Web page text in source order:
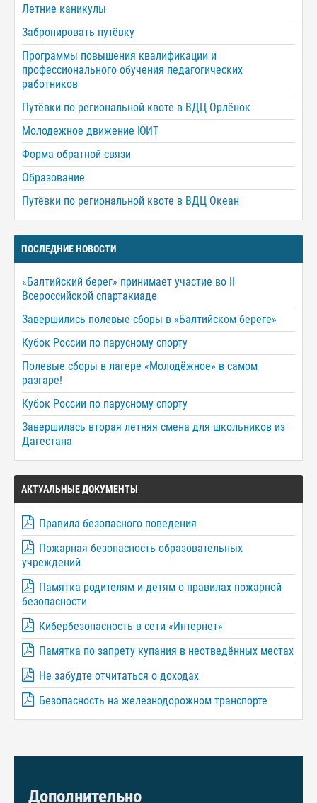
Летние каникулы
Забронировать путёвку
Программы повышения квалификации и
профессионального обучения педагогических
работников
Путёвки по региональной квоте в ВДЦ Орлёнок
Молодежное движение ЮИТ
Форма обратной связи
Образование
Путёвки по региональной квоте в ВДЦ Океан
ПОСЛЕДНИЕ НОВОСТИ
«Балтийский берег» принимает участие во II
Всероссийской спартакиаде
Завершились полевые сборы в «Балтийском береге»
Кубок России по парусному спорту
Полевые сборы в лагере «Молодёжное» в самом
разгаре!
Кубок России по парусному спорту
Завершилась вторая летняя смена для школьников из
Дагестана
АКТУАЛЬНЫЕ ДОКУМЕНТЫ
Правила безопасного поведения
Пожарная безопасность образовательных
учреждений
Памятка родителям и детям о правилах пожарной
безопасности
Кибербезопасность в сети «Интернет»
Памятка по запрету купания в неотведённых местах
Не забудте отчитаться о доходах
Безопасность на железнодорожном транспорте
Дополнительно